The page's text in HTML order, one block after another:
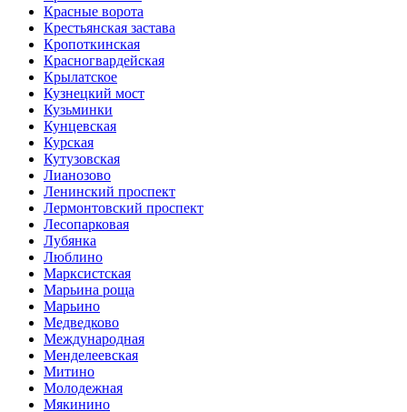
Красные ворота
Крестьянская застава
Кропоткинская
Красногвардейская
Крылатское
Кузнецкий мост
Кузьминки
Кунцевская
Курская
Кутузовская
Лианозово
Ленинский проспект
Лермонтовский проспект
Лесопарковая
Лубянка
Люблино
Марксистская
Марьина роща
Марьино
Медведково
Международная
Менделеевская
Митино
Молодежная
Мякинино